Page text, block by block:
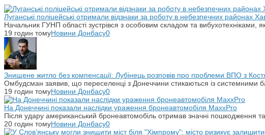
Луганські поліцейські отримали відзнаки за роботу в небезпечних районах
Начальник ГУНП області зустрівся з особовим складом та вибухотехніками,
19 годин томуНовини Донбасу0
Знищене житло без компенсації: Лубінець розповів про проблеми ВПО з
Омбудсман заявив, що переселенці з Донеччини стикаються із системними
19 годин томуНовини Донбасу0
На Донеччині показали наслідки ураження бронеавтомобіля MaxxPro
Після удару американський бронеавтомобіль отримав значні пошкодження
20 годин томуНовини Донбасу0